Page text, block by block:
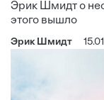
Эрик Шмидт о
этого вышло
Эрик Шмидт